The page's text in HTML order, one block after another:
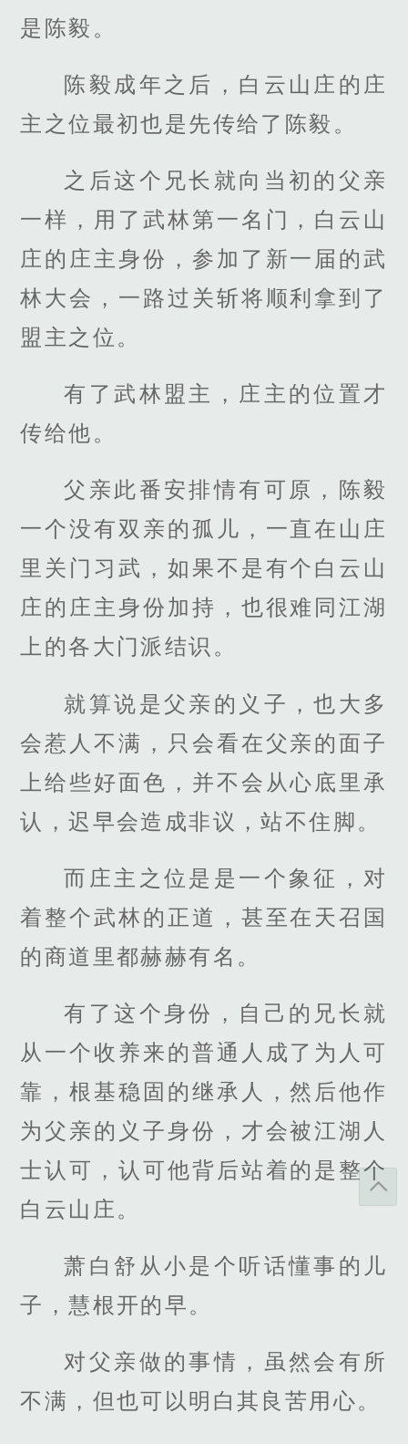
是陈毅。
陈毅成年之后，白云山庄的庄
主之位最初也是先传给了陈毅。
之后这个兄长就向当初的父亲
一样，用了武林第一名门，白云山
庄的庄主身份，参加了新一届的武
林大会，一路过关斩将顺利拿到了
盟主之位。
有了武林盟主，庄主的位置才
传给他。
父亲此番安排情有可原，陈毅
一个没有双亲的孤儿，一直在山庄
里关门习武，如果不是有个白云山
庄的庄主身份加持，也很难同江湖
上的各大门派结识。
就算说是父亲的义子，也大多
会惹人不满，只会看在父亲的面子
上给些好面色，并不会从心底里承
认，迟早会造成非议，站不住脚。
而庄主之位是是一个象征，对
着整个武林的正道，甚至在天召国
的商道里都赫赫有名。
有了这个身份，自己的兄长就
从一个收养来的普通人成了为人可
靠，根基稳固的继承人，然后他作
为父亲的义子身份，才会被江湖人
士认可，认可他背后站着的是整个
白云山庄。
萧白舒从小是个听话懂事的儿
子，慧根开的早。
对父亲做的事情，虽然会有所
不满，但也可以明白其良苦用心。